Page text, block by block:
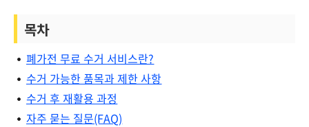
목차
폐가전 무료 수거 서비스란?
수거 가능한 품목과 제한 사항
수거 후 재활용 과정
자주 묻는 질문(FAQ)